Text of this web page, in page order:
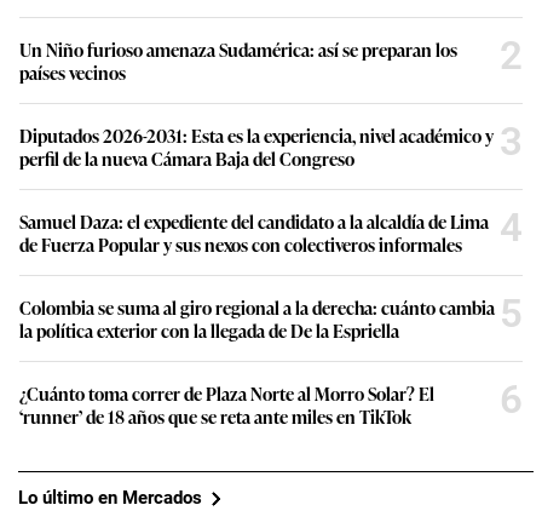
Un Niño furioso amenaza Sudamérica: así se preparan los
países vecinos
2
Diputados 2026-2031: Esta es la experiencia, nivel académico y
perfil de la nueva Cámara Baja del Congreso
3
Samuel Daza: el expediente del candidato a la alcaldía de Lima
de Fuerza Popular y sus nexos con colectiveros informales
4
Colombia se suma al giro regional a la derecha: cuánto cambia
la política exterior con la llegada de De la Espriella
5
¿Cuánto toma correr de Plaza Norte al Morro Solar? El
‘runner’ de 18 años que se reta ante miles en TikTok
6
Lo último en Mercados